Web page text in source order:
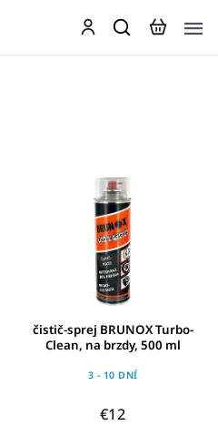
čistič-sprej BRUNOX Turbo-
Clean, na brzdy, 500 ml
3 - 10 DNÍ
€12